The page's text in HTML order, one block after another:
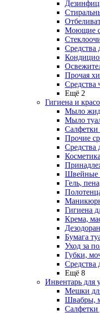
Моющие
Средства
Прочая
Средства
Ещё 2
Гигиена и
Мыло
Мыло
Прочие
Средства
Косметика
Швейные
Гель,
Гигиена
Крема,
Бумага
Уход за
Губки,
Средства
Ещё 8
Инвентарь для
Мешки
Швабры,
Салфетки